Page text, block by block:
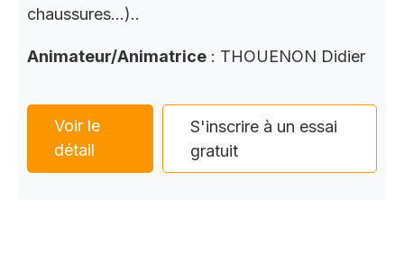
chaussures…)..
Animateur/Animatrice : THOUENON Didier
Voir le
détail
S'inscrire à un essai
gratuit